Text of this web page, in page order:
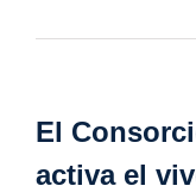
El
activa el